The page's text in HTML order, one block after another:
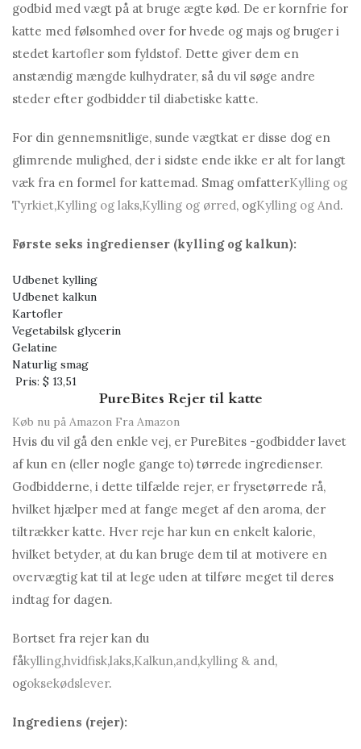
godbid med vægt på at bruge ægte kød. De er kornfrie for
katte med følsomhed over for hvede og majs og bruger i
stedet kartofler som fyldstof. Dette giver dem en
anstændig mængde kulhydrater, så du vil søge andre
steder efter godbidder til diabetiske katte.
For din gennemsnitlige, sunde vægtkat er disse dog en
glimrende mulighed, der i sidste ende ikke er alt for langt
væk fra en formel for kattemad. Smag omfatterKylling og
Tyrkiet,Kylling og laks,Kylling og ørred, ogKylling og And.
Første seks ingredienser (kylling og kalkun):
Udbenet kylling
Udbenet kalkun
Kartofler
Vegetabilsk glycerin
Gelatine
Naturlig smag
Pris: $ 13,51
PureBites Rejer til katte
Køb nu på Amazon Fra Amazon
Hvis du vil gå den enkle vej, er PureBites -godbidder lavet
af kun en (eller nogle gange to) tørrede ingredienser.
Godbidderne, i dette tilfælde rejer, er frysetørrede rå,
hvilket hjælper med at fange meget af den aroma, der
tiltrækker katte. Hver reje har kun en enkelt kalorie,
hvilket betyder, at du kan bruge dem til at motivere en
overvægtig kat til at lege uden at tilføre meget til deres
indtag for dagen.
Bortset fra rejer kan du
fåkylling,hvidfisk,laks,Kalkun,and,kylling & and,
ogoksekødslever.
Ingrediens (rejer):